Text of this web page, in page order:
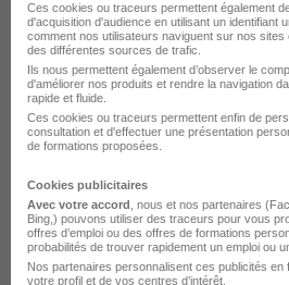
DÉPOSEZ VOTRE CV
Rendez votre CV accessible à
recruteurs de la CVthèque
Rendre mon CV
Postuler chez Century
Ces cookies ou traceurs permettent également
d'acquisition d'audience en utilisant un identifiant
comment nos utilisateurs naviguent sur nos sites
des différentes sources de trafic.
Ils nous permettent également d’observer le
d'améliorer nos produits et rendre la navigation
rapide et fluide.
Ces cookies ou traceurs permettent enfin de
consultation et d'effectuer une présentation
de formations proposées.
Cookies publicitaires
Avec votre accord , nous et nos partenaires
Bing,) pouvons utiliser des traceurs pour vous
offres d’emploi ou des offres de formations
probabilités de trouver rapidement un emploi ou
Nos partenaires personnalisent ces publicités en
votre profil et de vos centres d’intérêt.